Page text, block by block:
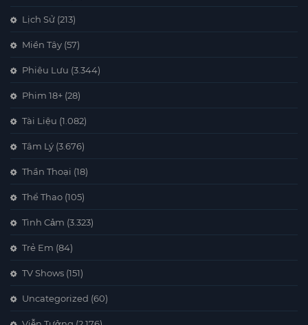
Lịch Sử (213)
Miền Tây (57)
Phiêu Lưu (3.344)
Phim 18+ (28)
Tài Liệu (1.082)
Tâm Lý (3.676)
Thần Thoại (18)
Thể Thao (105)
Tình Cảm (3.323)
Trẻ Em (84)
TV Shows (151)
Uncategorized (60)